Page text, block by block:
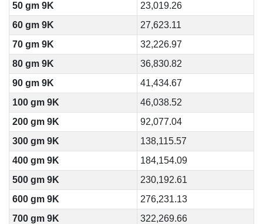
50 gm 9K
23,019.26
60 gm 9K
27,623.11
70 gm 9K
32,226.97
80 gm 9K
36,830.82
90 gm 9K
41,434.67
100 gm 9K
46,038.52
200 gm 9K
92,077.04
300 gm 9K
138,115.57
400 gm 9K
184,154.09
500 gm 9K
230,192.61
600 gm 9K
276,231.13
700 gm 9K
322,269.66